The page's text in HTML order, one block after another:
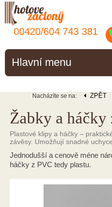
00420/604 743 381
Hlavní menu
Nacházíte se na: ZPĚT
Žabky a háčky
Plastové klipy a háčky –
závěsy. Umožňují snadné
Jednodušší a cenově méne
háčky z PVC tedy plastu.